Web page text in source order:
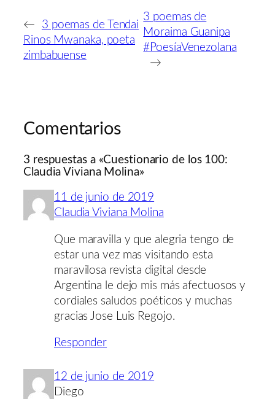
←
3 poemas de Tendai
Rinos Mwanaka, poeta
zimbabuense
3 poemas de
Moraima Guanipa
#PoesíaVenezolana
→
Comentarios
3 respuestas a «Cuestionario de los 100:
Claudia Viviana Molina»
11 de junio de 2019
Claudia Viviana Molina
Que maravilla y que alegria tengo de
estar una vez mas visitando esta
maravilosa revista digital desde
Argentina le dejo mis más afectuosos y
cordiales saludos poéticos y muchas
gracias Jose Luis Regojo.
Responder
12 de junio de 2019
Diego